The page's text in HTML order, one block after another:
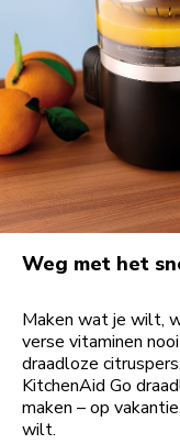
Weg met het
Maken wat je wilt,
verse vitaminen
draadloze
KitchenAid Go
maken – op
wilt.